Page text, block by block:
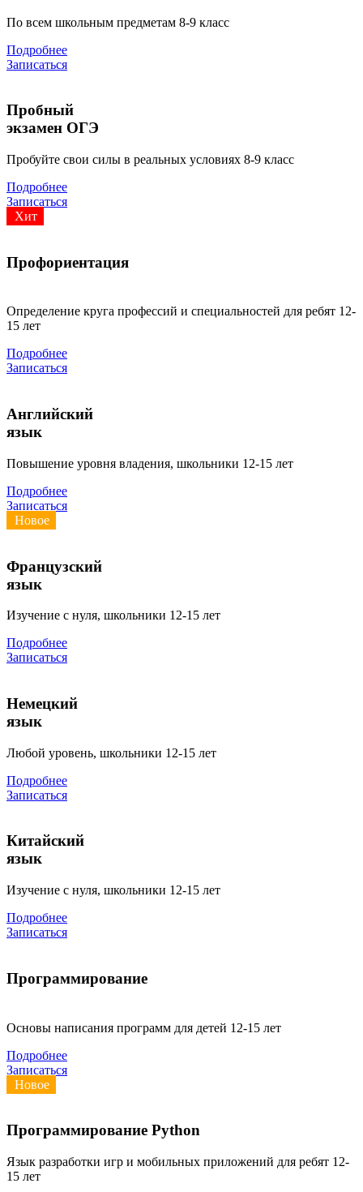
По всем школьным предметам 8-9 класс
Подробнее
Записаться
Пробный
экзамен ОГЭ
Пробуйте свои силы в реальных условиях 8-9 класс
Подробнее
Записаться
Хит
Профориентация
Определение круга профессий и специальностей для ребят 12-
15 лет
Подробнее
Записаться
Английский
язык
Повышение уровня владения, школьники 12-15 лет
Подробнее
Записаться
Новое
Французский
язык
Изучение с нуля, школьники 12-15 лет
Подробнее
Записаться
Немецкий
язык
Любой уровень, школьники 12-15 лет
Подробнее
Записаться
Китайский
язык
Изучение с нуля, школьники 12-15 лет
Подробнее
Записаться
Программирование
Основы написания программ для детей 12-15 лет
Подробнее
Записаться
Новое
Программирование Python
Язык разработки игр и мобильных приложений для ребят 12-
15 лет